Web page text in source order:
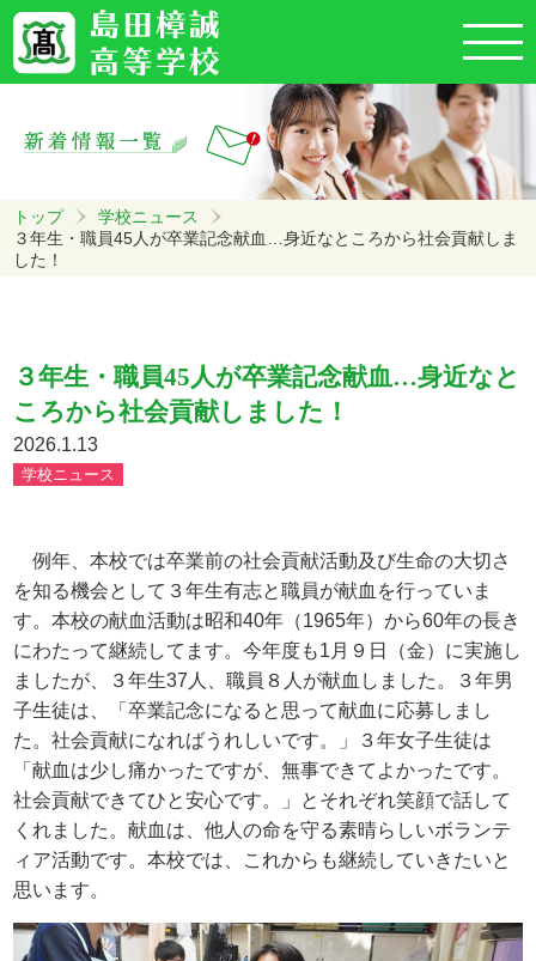
トップ
学校ニュース
３年生・職員45人が卒業記念献血…身近なところから社会貢献しま
した！
３年生・職員45人が卒業記念献血…身近なと
ころから社会貢献しました！
2026.1.13
学校ニュース
例年、本校では卒業前の社会貢献活動及び生命の大切さ
を知る機会として３年生有志と職員が献血を行っていま
す。本校の献血活動は昭和40年（1965年）から60年の長き
にわたって継続してます。今年度も1 月９日（金）に実施し
ましたが、３年生37 人、職員８人が献血しました。３年男
子生徒は、「卒業記念になると思って献血に応募しまし
た。社会貢献になればうれしいです。」３年女子生徒は
「献血は少し痛かったですが、無事できてよかったです。
社会貢献できてひと安心です。」とそれぞれ笑顔で話して
くれました。献血は、他人の命を守る素晴らしいボランテ
ィア活動です。本校では、これからも継続していきたいと
思います。